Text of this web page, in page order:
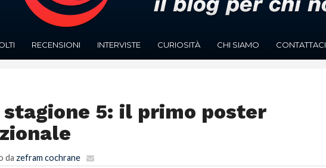
RECENSIONI INTERVISTE CURIOSITÀ CHI SIAMO CONTATTACI
stagione 5: il primo poster
da zefram cochrane